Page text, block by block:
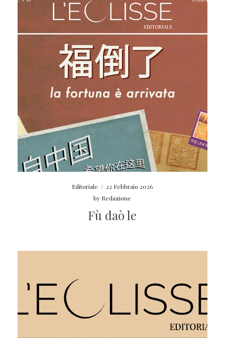
Editoriale / 22 Febbraio 2026
by Redazione
Fù daò le